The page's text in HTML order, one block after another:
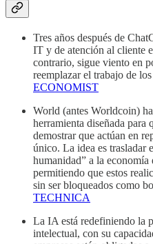
Tres años después de
IT y de atención al cliente
contrario, sigue viento en
reemplazar el trabajo de
ECONOMIST
World (antes Worldcoin)
herramienta diseñada para
demostrar que actúan en
único. La idea es trasladar
humanidad” a la economía
permitiendo que estos
sin ser bloqueados como
TECHNICA
La IA está redefiniendo la
intelectual, con su